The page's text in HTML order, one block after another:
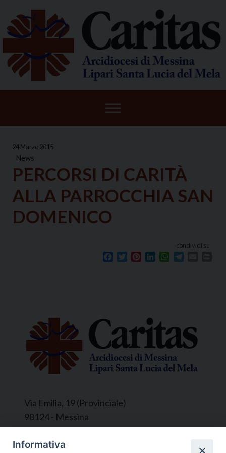
content
24 Marzo 2015
News
PERCORSI DI CARITÀ
ALLA PARROCCHIA SAN
DOMENICO
condividi su
Facebook
TwitterPinterestLinkedInWhatsApp
Via Emilia, 19 (Provinciale)
98124 - Messina
Segreteria e Amministrazione:
Informativa